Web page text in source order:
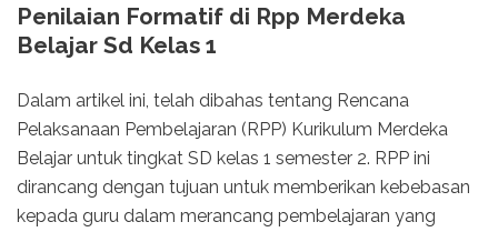
Penilaian Formatif di Rpp Merdeka
Belajar Sd Kelas 1
Dalam artikel ini, telah dibahas tentang Rencana
Pelaksanaan Pembelajaran (RPP) Kurikulum Merdeka
Belajar untuk tingkat SD kelas 1 semester 2. RPP ini
dirancang dengan tujuan untuk memberikan kebebasan
kepada guru dalam merancang pembelajaran yang